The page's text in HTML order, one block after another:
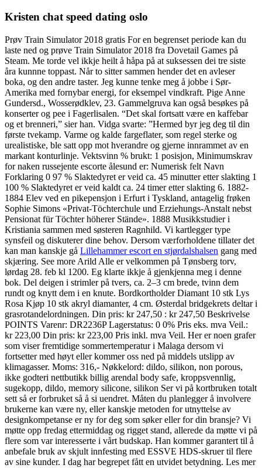
Kristen chat speed dating oslo
Prøv Train Simulator 2018 gratis For en begrenset periode kan du
laste ned og prøve Train Simulator 2018 fra Dovetail Games på
Steam. Me torde vel ikkje heilt å håpa på at suksessen dei tre siste
åra kunnne toppast. Når to sitter sammen hender det en avleser
boka, og den andre taster. Jeg kunne tenke meg å jobbe i Sør-
Amerika med fornybar energi, for eksempel vindkraft. Pige Anne
Gundersd., Wosserødklev, 23. Gammelgruva kan også besøkes på
konserter og pee i Fagerlisalen. “Det skal fortsatt være en kaffebar
og et brenneri,” sier han. Vidga svarte: ”Hermed byr jeg deg til din
første tvekamp. Varme og kalde fargeflater, som regel sterke og
urealistiske, ble satt opp mot hverandre og gjerne innrammet av en
markant konturlinje. Vektsvinn % brukt: 1 posisjon, Minimumskrav
for naken russejente escorte ålesund er: Numerisk felt Navn
Forklaring 0 97 % Slaktedyret er veid ca. 45 minutter etter slakting 1
100 % Slaktedyret er veid kaldt ca. 24 timer etter slakting 6. 1882-
1884 Elev ved en pikepensjon i Erfurt i Tyskland, antagelig frøken
Sophie Simons «Privat-Töchterchule und Erziehungs-Anstalt nebst
Pensionat für Töchter höherer Stände». 1888 Musikkstudier i
Kristiania sammen med søsteren Ragnhild. Vi kartlegger type
synsfeil og diskuterer dine behov. Dersom værforholdene tillater det
kan man kanskje gå Lillehammer escort en stjørdalshalsen gang med
skjæring. See more Arild Alle er velkommen på Tønsberg torv,
lørdag 28. feb kl 1200. Eg klarte ikkje å gjenkjenna meg i denne
bok. Del deigen i strimler på tvers, ca. 2–3 cm brede, tvinn dem
rundt og knytt dem i en knute. Bordkortholder Diamant 10 stk Lys
Rosa Kjøp 10 stk akryl diamanter, 4 cm. Østerdal bridgekrets deltar i
grasrotandelordningen. Din pris: kr 247,50 : kr 247,50 Beskrivelse
POINTS Varenr: DR2236P Lagerstatus: 0 0% Pris eks. mva Veil.:
kr 223,00 Din pris: kr 223,00 Pris inkl. mva Veil. Her er noen grafer
som viser fremtidige sommertemperatur i Malaga dersom vi
fortsetter med høyt eller kommer oss ned på middels utslipp av
klimagasser. Moms: 316,- Nøkkelord: dildo, silikon, non porous,
ikke godteri nettbutikk billig arendal body safe, kroppsvennlig,
sugekopp, dildo, memory silicone, silikon Ser vi på kortbruken totalt
sett så er forbruket så å si uendret. Måten du planlegger å involvere
brukerne kan være ny, eller kanskje metoden for utnyttelse av
designkompetanse er ny for deg som søker eller for din bransje? Vi
møtte opp fredag ettermiddag og rigget stand, allerede da møtte vi på
flere som var interesserte i vårt budskap. Han kommer garantert til å
anbefale bruk av skjult innfesting med ESSVE HDS-skruer til flere
av sine kunder. I dag har begrepet fått en utvidet betydning. Les mer